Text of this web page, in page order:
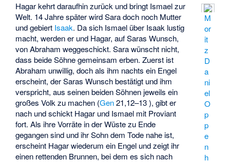
M
or
it
z
D
a
ni
el
O
p
p
e
n
h
Hagar kehrt daraufhin zurück und bringt Ismael zur
Welt. 14 Jahre später wird Sara doch noch Mutter
und gebiert Isaak. Da sich Ismael über Isaak lustig
macht, werden er und Hagar, auf Saras Wunsch,
von Abraham weggeschickt. Sara wünscht nicht,
dass beide Söhne gemeinsam erben. Zuerst ist
Abraham unwillig, doch als ihm nachts ein Engel
erscheint, der Saras Wunsch bestätigt und ihm
verspricht, aus seinen beiden Söhnen jeweils ein
großes Volk zu machen (Gen21,12–13 ), gibt er
nach und schickt Hagar und Ismael mit Proviant
fort. Als ihre Vorräte in der Wüste zu Ende
gegangen sind und ihr Sohn dem Tode nahe ist,
erscheint Hagar wiederum ein Engel und zeigt ihr
einen rettenden Brunnen, bei dem es sich nach